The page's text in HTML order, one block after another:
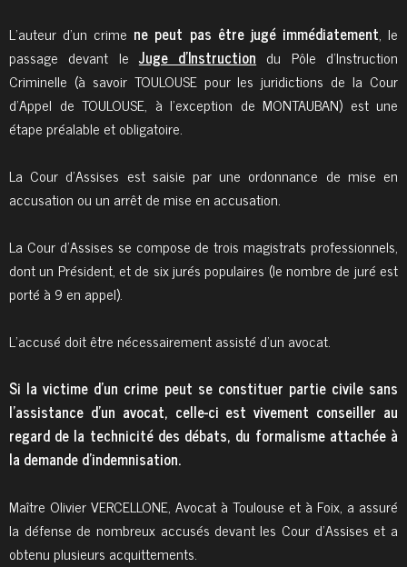
L’auteur d’un crime ne peut pas être jugé immédiatement, le
passage devant le Juge d’Instruction du Pôle d’Instruction
Criminelle (à savoir TOULOUSE pour les juridictions de la Cour
d’Appel de TOULOUSE, à l’exception de MONTAUBAN) est une
étape préalable et obligatoire.
La Cour d’Assises est saisie par une ordonnance de mise en
accusation ou un arrêt de mise en accusation.
La Cour d’Assises se compose de trois magistrats professionnels,
dont un Président, et de six jurés populaires (le nombre de juré est
porté à 9 en appel).
L’accusé doit être nécessairement assisté d’un avocat.
Si la victime d’un crime peut se constituer partie civile sans
l’assistance d’un avocat, celle-ci est vivement conseiller au
regard de la technicité des débats, du formalisme attachée à
la demande d’indemnisation.
Maître Olivier VERCELLONE, Avocat à Toulouse et à Foix, a assuré
la défense de nombreux accusés devant les Cour d’Assises et a
obtenu plusieurs acquittements.